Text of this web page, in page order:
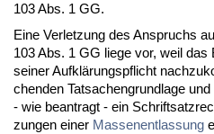
103 Abs. 1 GG.
Ei­ne Ver­let­zung des An­spruchs
103 Abs. 1 GG lie­ge vor, weil
sei­ner Aufklärungs­pflicht
chen­den Tat­sa­chen­grund­la­ge
- wie be­an­tragt - ein
zun­gen ei­ner Mas­sen­ent­las­sung